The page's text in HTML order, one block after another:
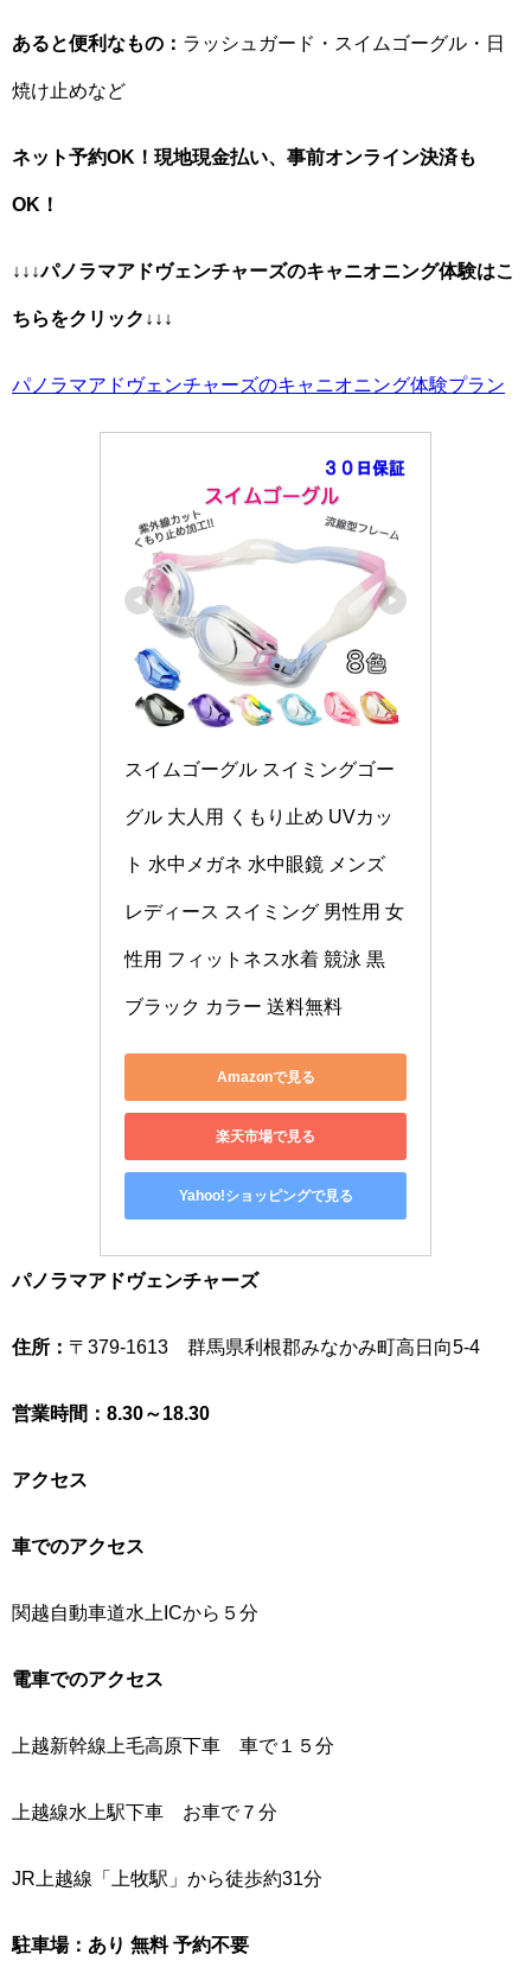
あると便利なもの： ラッシュガード・スイムゴーグル・日
焼け止めなど
ネット予約OK！現地現金払い、事前オンライン決済も
OK！
↓↓↓パノラマアドヴェンチャーズのキャニオニング体験はこ
ちらをクリック↓↓↓
パノラマアドヴェンチャーズのキャニオニング体験プラン
スイムゴーグル スイミングゴー
グル 大人用 くもり止め UVカッ
ト 水中メガネ 水中眼鏡 メンズ
レディース スイミング 男性用 女
性用 フィットネス水着 競泳 黒
ブラック カラー 送料無料
Amazonで見る
楽天市場で見る
Yahoo!ショッピングで見る
パノラマアドヴェンチャーズ
住所： 〒379-1613 群馬県利根郡みなかみ町高日向5-4
営業時間：8.30～18.30
アクセス
車でのアクセス
関越自動車道水上ICから５分
電車でのアクセス
上越新幹線上毛高原下車 車で１５分
上越線水上駅下車 お車で７分
JR上越線「上牧駅」から徒歩約31分
駐車場：あり 無料 予約不要